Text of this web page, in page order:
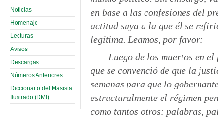
Noticias
Homenaje
Lecturas
Avisos
Descargas
Números Anteriores
Diccionario del Masista
Ilustrado (DMI)
en base a las confesiones del
actitud suya a la que él se
legítima. Leamos, por favor:
—Luego de los muertos en el
que se convenció de que la
semanas para que lo
estructuralmente el régimen
como tantos otros: palabras,